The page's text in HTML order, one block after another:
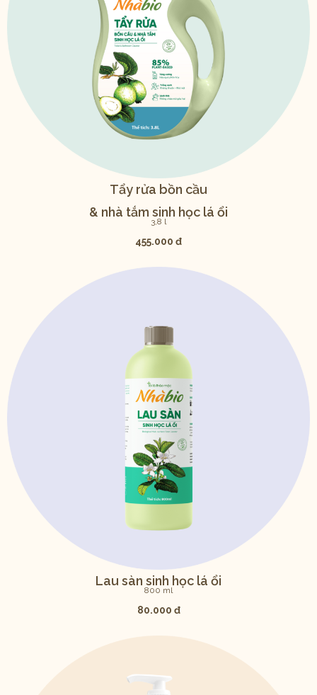
Tẩy rửa bồn cầu
& nhà tắm sinh học lá ổi
3,8 l
455.000 đ
Lau sàn sinh học lá ổi
800 ml
80.000 đ